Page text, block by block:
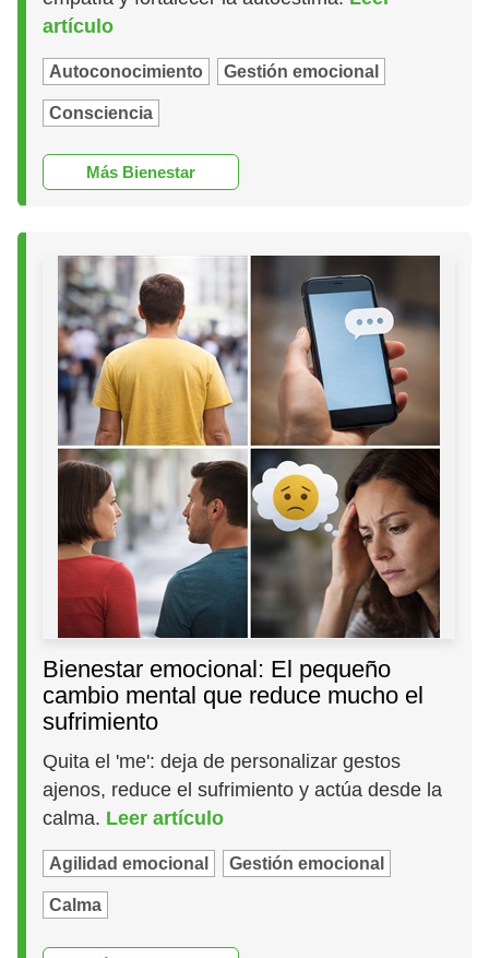
artículo
Autoconocimiento Gestión emocional
Consciencia
Más Bienestar
Bienestar emocional: El pequeño
cambio mental que reduce mucho el
sufrimiento
Quita el 'me': deja de personalizar gestos
ajenos, reduce el sufrimiento y actúa desde la
calma. Leer artículo
Agilidad emocional Gestión emocional
Calma